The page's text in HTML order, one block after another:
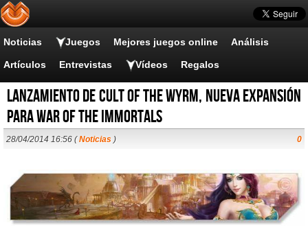
Noticias Juegos Mejores juegos online Análisis
Artículos Entrevistas Vídeos Regalos
Lanzamiento de Cult of the Wyrm, nueva expansión
para War of the Immortals
28/04/2014 16:56 (Noticias ) 0